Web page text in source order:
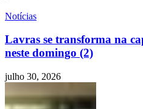
Notícias
Lavras se transforma na
neste domingo (2)
julho 30, 2026